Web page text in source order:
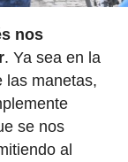
nos
. Ya sea en la
las manetas,
se nos
al